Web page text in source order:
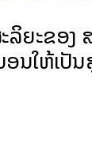
ລິຍະຂອງ
ອນໃຫ້ເປັ